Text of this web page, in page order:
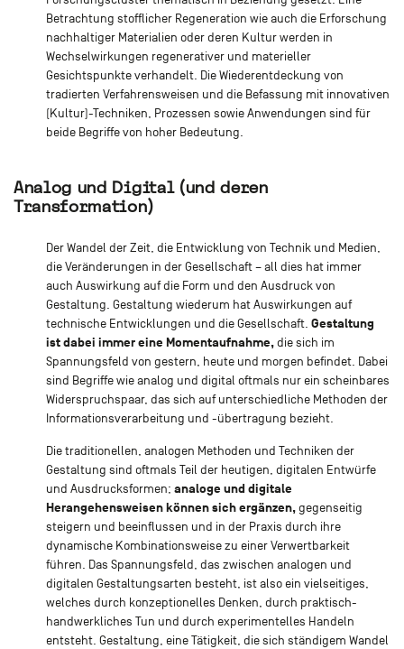
Betrachtung stofflicher Regeneration wie auch die Erforschung
nachhaltiger Materialien oder deren Kultur werden in
Wechselwirkungen regenerativer und materieller
Gesichtspunkte verhandelt. Die Wiederentdeckung von
tradierten Verfahrensweisen und die Befassung mit innovativen
(Kultur)-Techniken, Prozessen sowie Anwendungen sind für
beide Begriffe von hoher Bedeutung.
Analog und Digital (und deren
Transformation)
Der Wandel der Zeit, die Entwicklung von Technik und Medien,
die Veränderungen in der Gesellschaft – all dies hat immer
auch Auswirkung auf die Form und den Ausdruck von
Gestaltung. Gestaltung wiederum hat Auswirkungen auf
technische Entwicklungen und die Gesellschaft. Gestaltung
ist dabei immer eine Momentaufnahme,die sich im
Spannungsfeld von gestern, heute und morgen befindet. Dabei
sind Begriffe wie analog und digital oftmals nur ein scheinbares
Widerspruchspaar, das sich auf unterschiedliche Methoden der
Informationsverarbeitung und -übertragung bezieht.
Die traditionellen, analogen Methoden und Techniken der
Gestaltung sind oftmals Teil der heutigen, digitalen Entwürfe
und Ausdrucksformen; analoge und digitale
Herangehensweisen können sich ergänzen,gegenseitig
steigern und beeinflussen und in der Praxis durch ihre
dynamische Kombinationsweise zu einer Verwertbarkeit
führen. Das Spannungsfeld, das zwischen analogen und
digitalen Gestaltungsarten besteht, ist also ein vielseitiges,
welches durch konzeptionelles Denken, durch praktisch-
handwerkliches Tun und durch experimentelles Handeln
entsteht. Gestaltung, eine Tätigkeit, die sich ständigem Wandel